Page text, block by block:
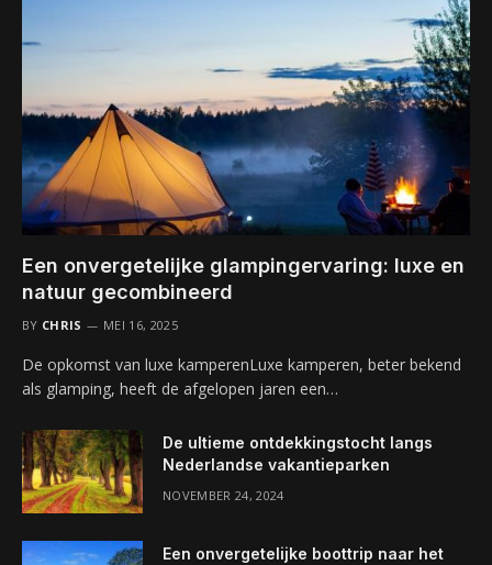
Een onvergetelijke glampingervaring: luxe en
natuur gecombineerd
BY CHRIS MEI 16, 2025
De opkomst van luxe kamperenLuxe kamperen, beter bekend
als glamping, heeft de afgelopen jaren een…
De ultieme ontdekkingstocht langs
Nederlandse vakantieparken
NOVEMBER 24, 2024
Een onvergetelijke boottrip naar het